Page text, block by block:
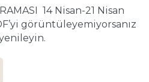
14 Nisan-21 Nisan
görüntüleyemiyorsanız